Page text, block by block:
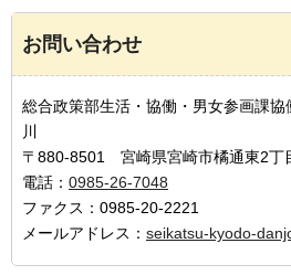
お問い合わせ
総合政策部生活・協働・男女参画課
川
〒880-8501 宮崎県宮崎市橘通東2丁
電話： 0985-26-7048
ファクス：0985-20-2221
メールアドレス： seikatsu-kyodo-